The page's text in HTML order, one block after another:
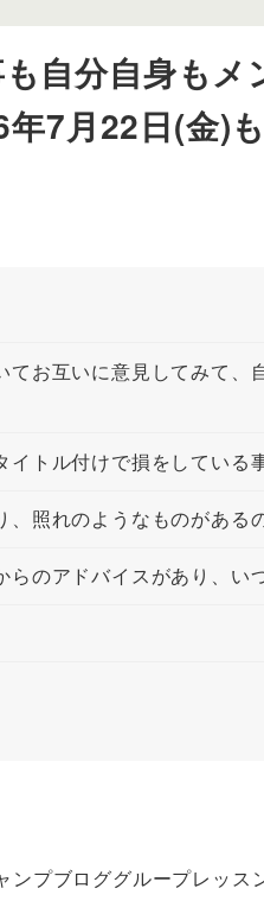
自分自身も
7月22日(金)
お互いに意見してみて、
イトル付けで損をしている
照れのようなものがある
のアドバイスがあり、い
プブロググループレッス